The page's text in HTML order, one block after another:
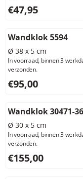
Prijs: 47,95,
€47,95
Wandklok 5594
Ø 38 x 5 cm
In voorraad, binnen 3
verzonden.
Prijs: 95,00,
€95,00
Wandklok 30471-
Ø 30 x 5 cm
In voorraad, binnen 3
verzonden.
Prijs: 155,00,
€155,00